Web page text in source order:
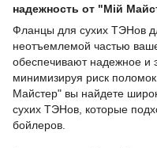
надежность от "Мій
Фланцы для сухих ТЭНов
неотъемлемой частью
обеспечивают надежное и
минимизируя риск
Майстер" вы найдете
сухих ТЭНов, которые
бойлеров.